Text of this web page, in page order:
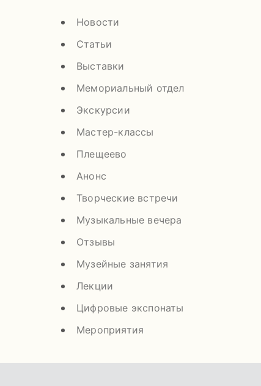
Новости
Статьи
Выставки
Мемориальный отдел
Экскурсии
Мастер-классы
Плещеево
Анонс
Творческие встречи
Музыкальные вечера
Отзывы
Музейные занятия
Лекции
Цифровые экспонаты
Мероприятия